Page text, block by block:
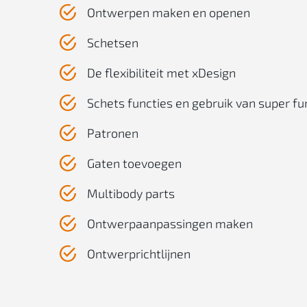
Ontwerpen maken en openen
Schetsen
De flexibiliteit met xDesign
Schets functies en gebruik van super
Patronen
Gaten toevoegen
Multibody parts
Ontwerpaanpassingen maken
Ontwerprichtlijnen